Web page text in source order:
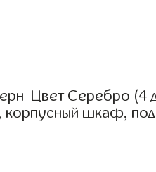
Цвет Серебро (4
корпусный шкаф,